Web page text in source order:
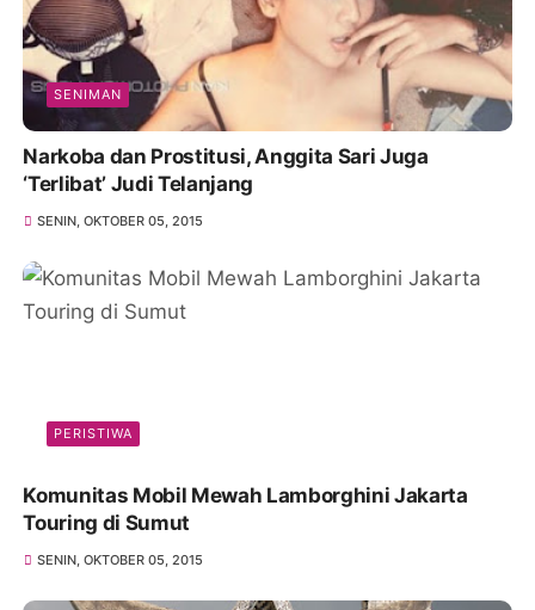
SENIMAN
Narkoba dan Prostitusi, Anggita Sari Juga
‘Terlibat’ Judi Telanjang
SENIN, OKTOBER 05, 2015
PERISTIWA
Komunitas Mobil Mewah Lamborghini Jakarta
Touring di Sumut
SENIN, OKTOBER 05, 2015